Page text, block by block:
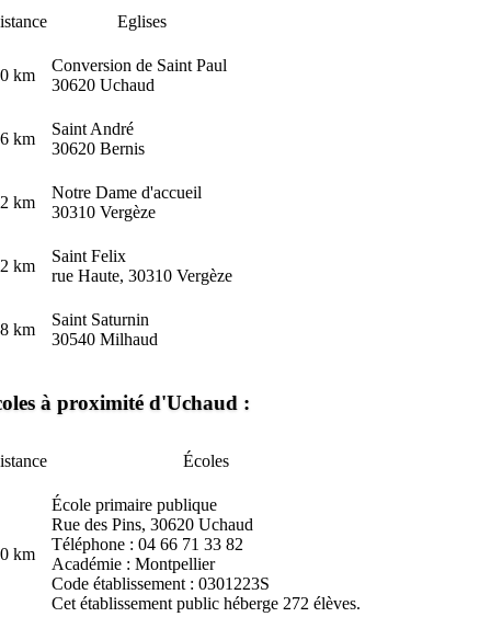
Eglises
km
Conversion de Saint Paul
30620 Uchaud
km
Saint André
30620 Bernis
km
Notre Dame d'accueil
30310 Vergèze
km
Saint Felix
rue Haute, 30310 Vergèze
km
Saint Saturnin
30540 Milhaud
à proximité d'Uchaud :
Écoles
km
École primaire publique
Rue des Pins, 30620 Uchaud
Téléphone : 04 66 71 33 82
Académie : Montpellier
Code établissement : 0301223S
Cet établissement public héberge 272 élèves.